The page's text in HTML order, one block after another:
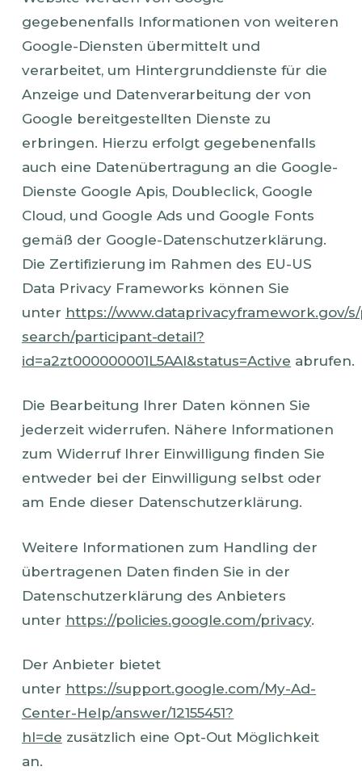
gegebenenfalls Informationen von weiteren
Google-Diensten übermittelt und
verarbeitet, um Hintergrunddienste für die
Anzeige und Datenverarbeitung der von
Google bereitgestellten Dienste zu
erbringen. Hierzu erfolgt gegebenenfalls
auch eine Datenübertragung an die Google-
Dienste Google Apis, Doubleclick, Google
Cloud, und Google Ads und Google Fonts
gemäß der Google-Datenschutzerklärung.
Die Zertifizierung im Rahmen des EU-US
Data Privacy Frameworks können Sie
unter https://www.dataprivacyframework.gov/
search/participant-detail?
id=a2zt000000001L5AAI&status=Active abrufen.
Die Bearbeitung Ihrer Daten können Sie
jederzeit widerrufen. Nähere Informationen
zum Widerruf Ihrer Einwilligung finden Sie
entweder bei der Einwilligung selbst oder
am Ende dieser Datenschutzerklärung.
Weitere Informationen zum Handling der
übertragenen Daten finden Sie in der
Datenschutzerklärung des Anbieters
unter https://policies.google.com/privacy.
Der Anbieter bietet
unter https://support.google.com/My-Ad-
Center-Help/answer/12155451?
hl=de zusätzlich eine Opt-Out Möglichkeit
an.